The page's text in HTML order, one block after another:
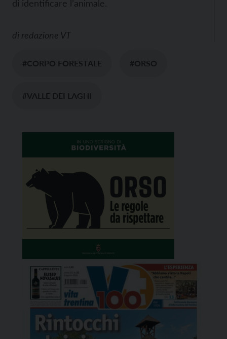
di identificare l’animale.
di redazione VT
#CORPO FORESTALE #ORSO
#VALLE DEI LAGHI